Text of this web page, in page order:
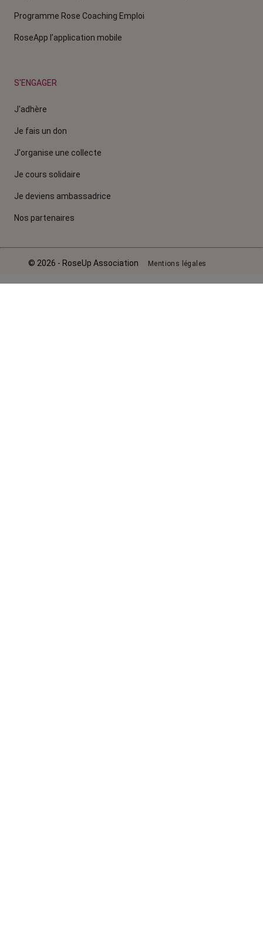
Programme Rose Coaching Emploi
RoseApp l’application mobile
S'ENGAGER
J'adhère
Je fais un don
J'organise une collecte
Je cours solidaire
Je deviens ambassadrice
Nos partenaires
© 2026 - RoseUp Association Mentions légales